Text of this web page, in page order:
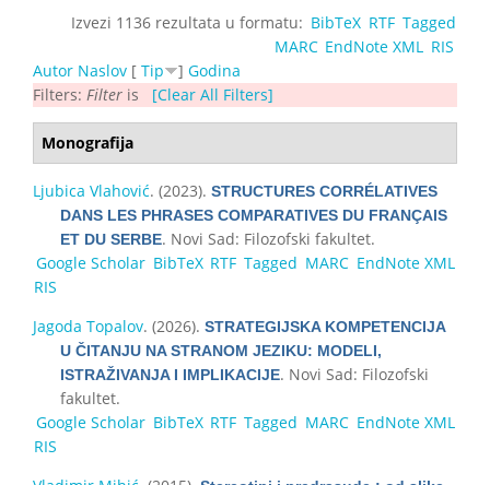
Izvezi 1136 rezultata u formatu: BibTeX RTF Tagged
MARC EndNote XML
RIS
Autor Naslov [ Tip ] Godina
Filters: Filter is [Clear All Filters]
Monografija
Ljubica Vlahović. (2023). STRUCTURES CORRÉLATIVES
DANS LES PHRASES COMPARATIVES DU FRANÇAIS
ET DU SERBE. Novi Sad: Filozofski fakultet.
Google Scholar BibTeX RTF Tagged MARC EndNote XML
RIS
Jagoda Topalov. (2026). STRATEGIJSKA KOMPETENCIJA
U ČITANJU NA STRANOM JEZIKU: MODELI,
ISTRAŽIVANJA I IMPLIKACIJE. Novi Sad: Filozofski
fakultet.
Google Scholar BibTeX RTF Tagged MARC EndNote XML
RIS